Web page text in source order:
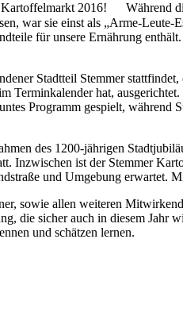
2016! Während
war sie einst als „Arme-Leute-
für unsere Ernährung
Stadtteil Stemmer
Terminkalender hat,
Programm gespielt, während
des 1200-jährigen
Inzwischen ist der Stemmer
und Umgebung erwartet.
sowie allen weiteren
die sicher auch in diesem
und schätzen lernen.